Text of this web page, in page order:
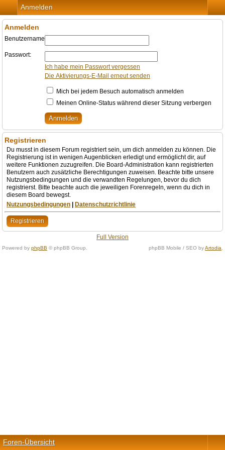
Anmelden
Anmelden
Benutzername:
Passwort:
Ich habe mein Passwort vergessen
Die Aktivierungs-E-Mail erneut senden
Mich bei jedem Besuch automatisch anmelden
Meinen Online-Status während dieser Sitzung verbergen
Registrieren
Du musst in diesem Forum registriert sein, um dich anmelden zu können. Die
Registrierung ist in wenigen Augenblicken erledigt und ermöglicht dir, auf
weitere Funktionen zuzugreifen. Die Board-Administration kann registrierten
Benutzern auch zusätzliche Berechtigungen zuweisen. Beachte bitte unsere
Nutzungsbedingungen und die verwandten Regelungen, bevor du dich
registrierst. Bitte beachte auch die jeweiligen Forenregeln, wenn du dich in
diesem Board bewegst.
Nutzungsbedingungen
Datenschutzrichtlinie
Registrieren
Full Version
Powered by phpBB © phpBB Group. phpBB Mobile / SEO byArtodia
Foren-Übersicht